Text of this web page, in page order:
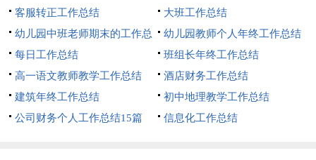
客服转正工作总结
大班工作总结
幼儿园中班老师期末的工作总
结
幼儿园教师个人年终工作总结
每日工作总结
班组长年终工作总结
高一语文教师教学工作总结
酒店财务工作总结
建筑年终工作总结
初中地理教学工作总结
公司财务个人工作总结15篇
信息化工作总结